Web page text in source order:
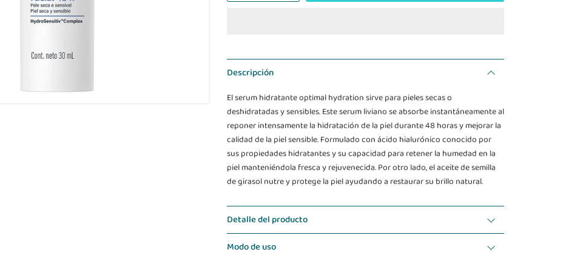
Descripción
El serum hidratante optimal hydration sirve para pieles secas o
deshidratadas y sensibles. Este serum liviano se absorbe instantáneamente al
reponer intensamente la hidratación de la piel durante 48 horas y mejorar la
calidad de la piel sensible. Formulado con ácido hialurónico conocido por
sus propiedades hidratantes y su capacidad para retener la humedad en la
piel manteniéndola fresca y rejuvenecida. Por otro lado, el aceite de semilla
de girasol nutre y protege la piel ayudando a restaurar su brillo natural.
Detalle del producto
Modo de uso